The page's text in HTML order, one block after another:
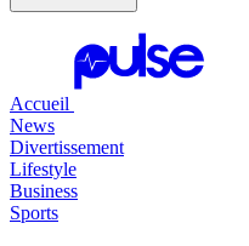
Accueil
News
Divertissement
Lifestyle
Business
Sports